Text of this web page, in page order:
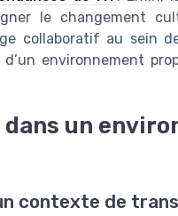
le changement
collaboratif au sein
environnement
un
contexte de